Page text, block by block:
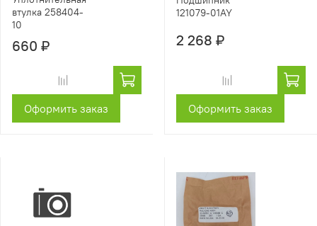
втулка 258404-
10
660 ₽
Оформить заказ
121079-01AY
2 268 ₽
Оформить заказ